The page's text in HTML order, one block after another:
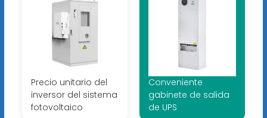
Precio unitario del
inversor del sistema
fotovoltaico
Conveniente
gabinete de salida
de UPS